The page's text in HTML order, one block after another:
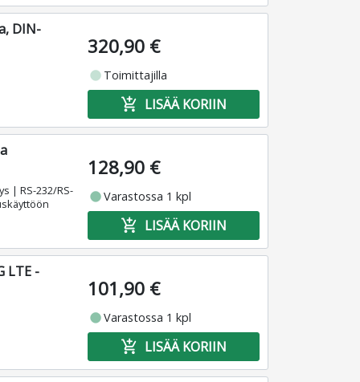
DIN-
320,90 €
fiber_manual_record Toimittajilla
add_shopping_cart LISÄÄ KORIIN
| RS-232/RS-
128,90 €
fiber_manual_recordVarastossa 1 kpl
add_shopping_cart LISÄÄ KORIIN
LTE -
101,90 €
fiber_manual_recordVarastossa 1 kpl
add_shopping_cart LISÄÄ KORIIN